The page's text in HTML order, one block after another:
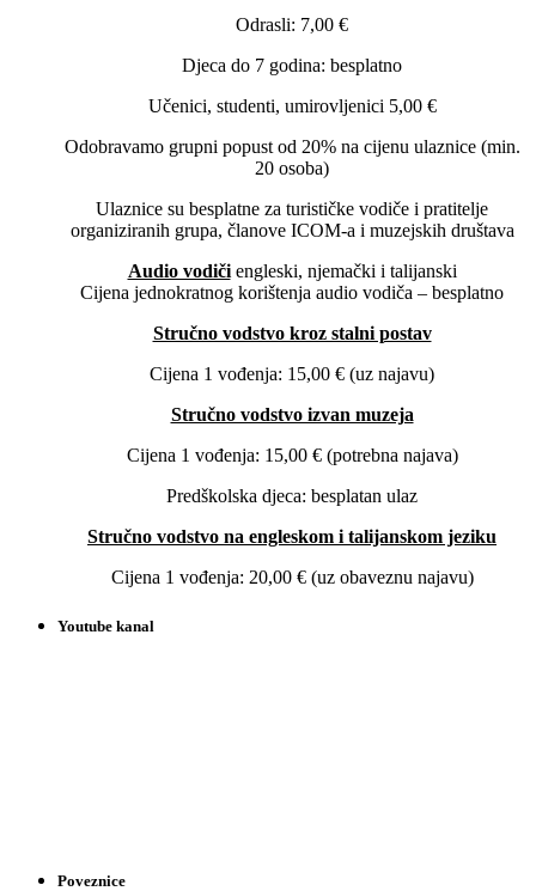
Odrasli: 7,00 €
Djeca do 7 godina: besplatno
Učenici, studenti, umirovljenici 5,00 €
Odobravamo grupni popust od 20% na cijenu ulaznice (min.
20 osoba)
Ulaznice su besplatne za turističke vodiče i pratitelje
organiziranih grupa, članove ICOM-a i muzejskih društava
Audio vodičiengleski, njemački i talijanski
Cijena jednokratnog korištenja audio vodiča – besplatno
Stručno vodstvo kroz stalni postav
Cijena 1 vođenja: 15,00 € (uz najavu)
Stručno vodstvo izvan muzeja
Cijena 1 vođenja: 15,00 € (potrebna najava)
Predškolska djeca: besplatan ulaz
Stručno vodstvo na engleskom i talijanskom jeziku
Cijena 1 vođenja: 20,00 € (uz obaveznu najavu)
Youtube kanal
Poveznice